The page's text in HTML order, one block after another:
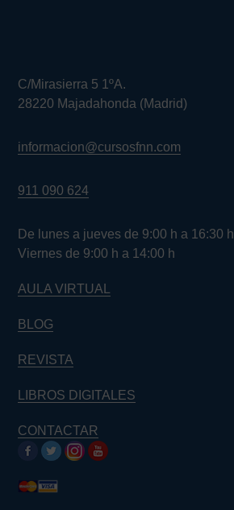
C/Mirasierra 5 1ºA.
28220 Majadahonda (Madrid)
informacion@cursosfnn.com
911 090 624
De lunes a jueves de 9:00 h a 16:30 h
Viernes de 9:00 h a 14:00 h
AULA VIRTUAL
BLOG
REVISTA
LIBROS DIGITALES
CONTACTAR